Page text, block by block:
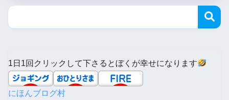
1日1回クリックして下さるとぼくが幸せになります
にほんブログ村